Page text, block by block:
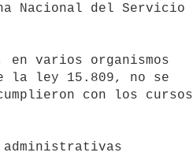
Nacional del Servicio
la ley 15.809, no se
con los cursos